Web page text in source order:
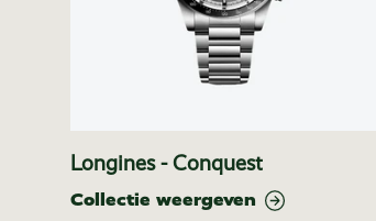
Longines - Conquest
Collectie weergeven